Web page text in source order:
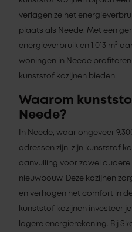
verlagen ze het
plaats als Neede. Met een
energieverbruik en 1.013 m³
woningen in Neede
kunststof kozijnen bieden.
Waarom
Neede?
In Neede, waar ongeveer
adressen zijn, zijn kunststof
aanvulling voor zowel
nieuwbouw. Deze kozijnen
en verhogen het comfort in
kunststof kozijnen investeer
lagere energierekening. Bij